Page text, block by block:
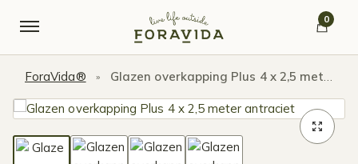
0
ForaVida® » Glazen overkapping Plus 4 x 2,5 meter antraciet